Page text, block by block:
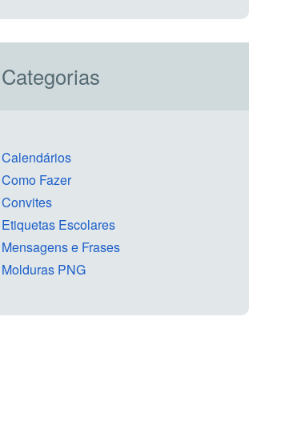
Categorias
Calendários
Como Fazer
Convites
Etiquetas Escolares
Mensagens e Frases
Molduras PNG